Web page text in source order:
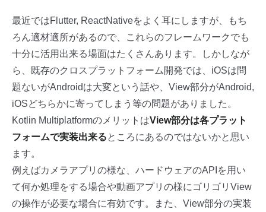
最近ではFlutter, ReactNativeをよく耳にしますが、もち
ろん適材適所があるので、これらのフレームワークでも
十分に活用出来る場面はたくさんあります。しかしなが
ら、既存のクロスプラットフォーム開発では、iOSは問
題ないがAndroidは大変という話や、View部分がAndroid,
iOSどちらかに寄ってしまう等の問題がありました。
Kotlin MultiplatformのメリットはView部分は各プラット
フォームで実装出来るところにあるのではないかと思い
ます。
例えばカメラアプリの様な、ハードウェアのAPIを用い
て何か処理をする場合や動画アプリの様にゴリゴリView
の操作が必要な場合に有効です。また、View部分の実装